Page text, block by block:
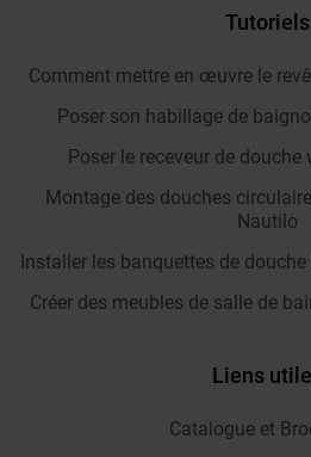
Tutoriels
Comment mettre en œuvre le
Poser son habillage de
Poser le receveur de
Montage des douches
Nautilo
Installer les banquettes de
Créer des meubles de salle de
Liens
Catalogue et